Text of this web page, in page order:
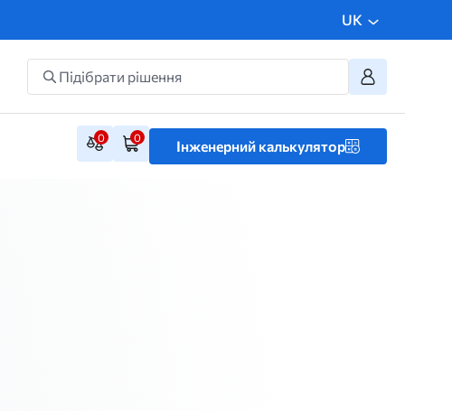
UK
0 0 Інженерний калькулятор